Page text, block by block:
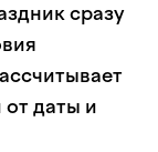
сразу
даты и